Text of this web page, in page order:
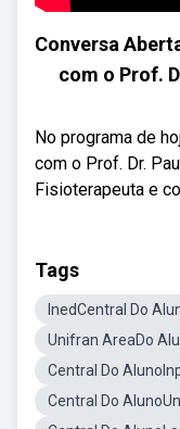
Conversa
com o Prof.
No programa de
com o Prof. Dr.
Fisioterapeuta e
Tags
InedCentral Do
Unifran AreaDo
Central Do
Central Do